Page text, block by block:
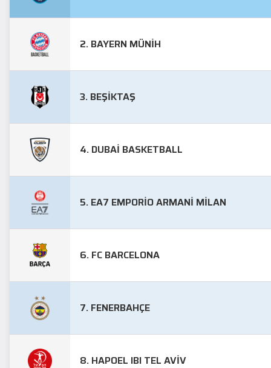
2. BAYERN MÜNIH
3. BEŞIKTAŞ
4. DUBAI BASKETBALL
5. EA7 EMPORIO ARMANI MILAN
6. FC BARCELONA
7. FENERBAHÇE
8. HAPOEL IBI TEL AVIV